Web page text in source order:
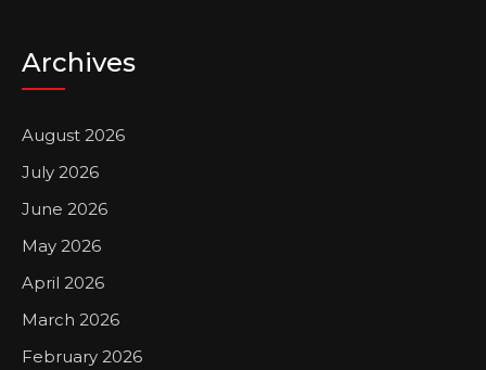
Archives
August 2026
July 2026
June 2026
May 2026
April 2026
March 2026
February 2026